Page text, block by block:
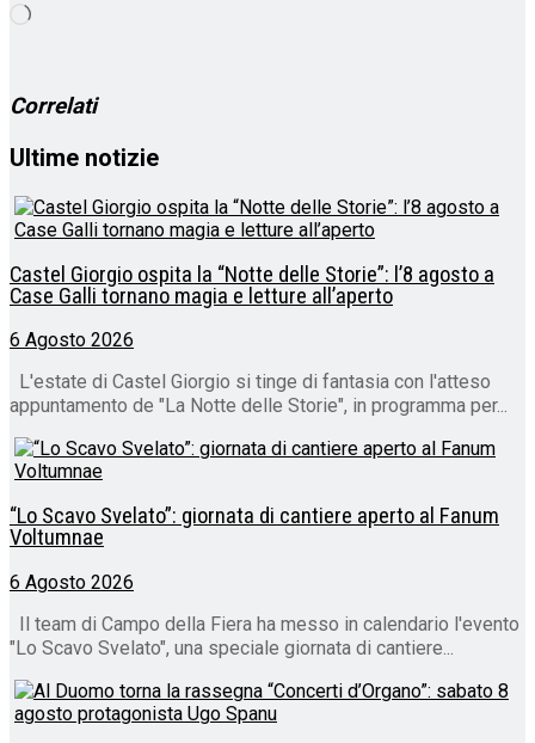
Caricamento
Correlati
Ultime notizie
Castel Giorgio ospita la “Notte delle Storie”: l’8 agosto a
Case Galli tornano magia e letture all’aperto
6 Agosto 2026
L'estate di Castel Giorgio si tinge di fantasia con l'atteso
appuntamento de "La Notte delle Storie", in programma per...
“Lo Scavo Svelato”: giornata di cantiere aperto al Fanum
Voltumnae
6 Agosto 2026
Il team di Campo della Fiera ha messo in calendario l'evento
"Lo Scavo Svelato", una speciale giornata di cantiere...